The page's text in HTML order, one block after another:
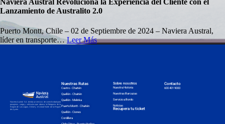
Naviera Austral Revoluciona la Experiencia del Cliente con el
Lanzamiento de Australito 2.0
Puerto Montt, Chile – 02 de Septiembre de 2024 – Naviera Austral,
líder en transporte…Leer Más
Naviera Austral S.A. brinda un servicio de conectividad para
pasajeros, carga y vehículos que abarca la Patagonia de la
Región de Los Lagos, Chiloé y el Litoral Norte de la Región
de Aysén.
Nuestras Rutas
Castro - Chaitén
Quellón - Chaitén
Quellón - Melinka
Puerto Montt - Chaitén
Quellón - Cisnes
Cordillera
Sobre nosotros
Nuestra Historia
Nuestras Barcazas
Servicio a Bordo
Noticias
Recupera tu ticket
Contacto
600 401 9000